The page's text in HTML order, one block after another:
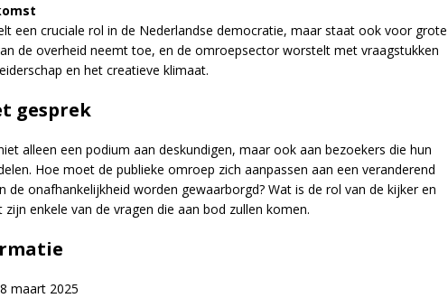
een cruciale rol in de Nederlandse democratie, maar staat ook voor grote
de overheid neemt toe, en de omroepsector worstelt met vraagstukken
en het creatieve klimaat.
gesprek
alleen een podium aan deskundigen, maar ook aan bezoekers die hun
Hoe moet de publieke omroep zich aanpassen aan een veranderend
de onafhankelijkheid worden gewaarborgd? Wat is de rol van de kijker en
enkele van de vragen die aan bod zullen komen.
maart 2025